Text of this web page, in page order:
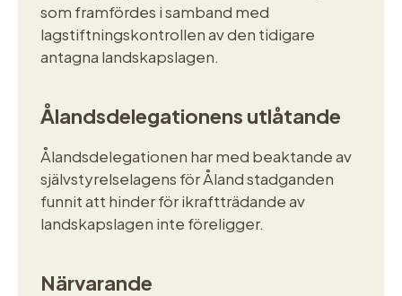
som framfördes i samband med
lagstiftningskontrollen av den tidigare
antagna landskapslagen.
Ålandsdelegationens utlåtande
Ålandsdelegationen har med beaktande av
självstyrelselagens för Åland stadganden
funnit att hinder för ikraftträdande av
landskapslagen inte föreligger.
Närvarande